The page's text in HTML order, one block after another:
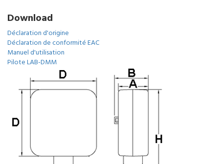
Download
Déclaration d'origine
Déclaration de conformité EAC
Manuel d'utilisation
Pilote LAB-DMM